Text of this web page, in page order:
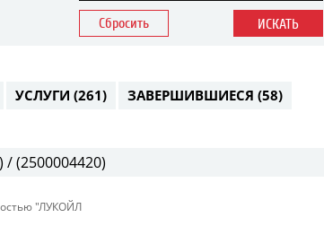
Сбросить ИСКАТЬ
УСЛУГИ (261) ЗАВЕРШИВШИЕСЯ (58)
/ (2500004420)
"ЛУКОЙЛ